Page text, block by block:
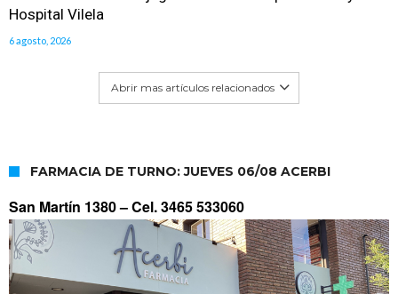
Hospital Vilela
6 agosto, 2026
Abrir mas artículos relacionados
FARMACIA DE TURNO: JUEVES 06/08 ACERBI
San Martín 1380 –Cel. 3465 533060